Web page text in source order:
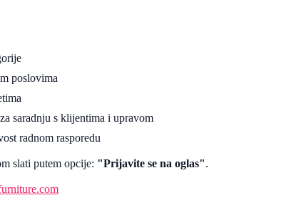
poslovima
saradnju s klijentima i upravom
radnom rasporedu
slati putem opcije: "Prijavite se na oglas".